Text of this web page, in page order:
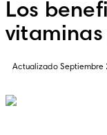
Los
Actualizado Septiembre